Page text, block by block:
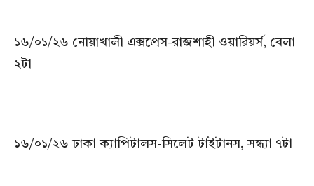
১৬/০১/২৬ নোয়াখালী এক্সপ্রেস-রাজশাহী ওয়ারিয়র্স, বেলা
২টা
১৬/০১/২৬ ঢাকা ক্যাপিটালস-সিলেট টাইটানস, সন্ধ্যা ৭টা